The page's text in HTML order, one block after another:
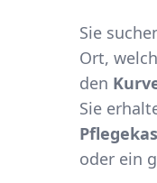
Sie
Ort,
den
Sie
oder ein